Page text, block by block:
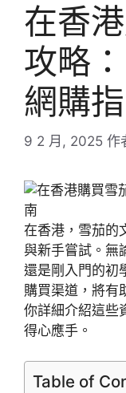
在香
攻略
網購
9 2 月, 2025 作
在香港，雪茄的
與新手嘗試。無
還是剛入門的初
購買渠道，將有
你詳細介紹這些
得心應手。
Table of